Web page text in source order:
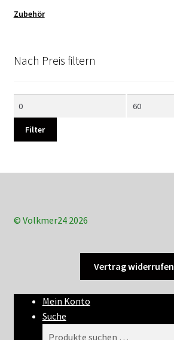
Zubehör
Nach Preis filtern
Filter
© Volkmer24 2026
Vertrag widerrufen
Mein Konto
Suche